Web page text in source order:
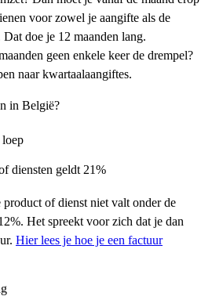
voor zowel je aangifte als de
doe je 12 maanden lang.
geen enkele keer de drempel?
naar kwartaalaangiftes.
in België?
diensten geldt 21%
of dienst niet valt onder de
Het spreekt voor zich dat je dan
Hier lees je hoe je een factuur